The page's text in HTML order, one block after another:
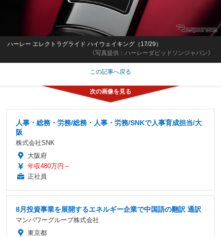
《写真提供：ハーレーダビッドソンジャパン》
ハーレー エレクトラグライド ハイウェイキング（17/29）
この記事へ戻る
人事・総務・労務/総務・人事・労務/SNKで人事育成担当/大
阪
株式会社SNK
大阪府
年収480万円～
正社員
8月投資事業を展開するエネルギー企業で中国語の翻訳 通訳
マンパワーグループ株式会社
東京都